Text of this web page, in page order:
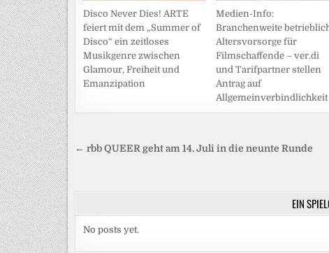
Disco Never Dies! ARTE
feiert mit dem „Summer of
Disco“ ein zeitloses
Musikgenre zwischen
Glamour, Freiheit und
Emanzipation
Medien-Info:
Branchenweite
Altersvorsorge für
Filmschaffende – ver.di
und Tarifpartner stellen
Antrag auf
Allgemeinverbindlichkeit
Beitragsnavigation
← rbb QUEER geht am 14. Juli in die neunte Runde
EIN
No posts yet.